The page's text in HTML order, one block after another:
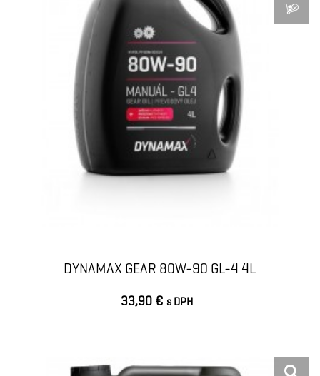
DYNAMAX GEAR 80W-90 GL-4 4L
33,90 € s DPH